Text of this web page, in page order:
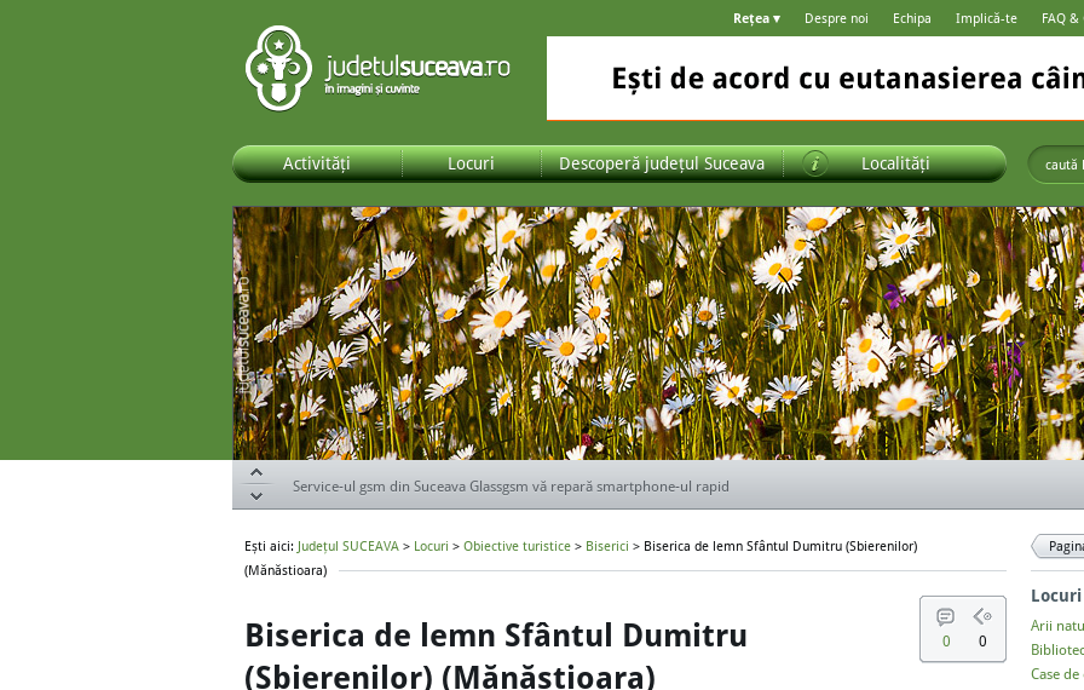
Activități Locuri Descoperă județul Suceava Localități
Despre noi Echipa Implică-te FAQ &
Rețea ▾
Specialiștii de la DOR Suceava te ajută să alegi ușile pentru casa ta
Ești aici: Județul SUCEAVA > Locuri > Obiective turistice > Biserici > Biserica de lemn Sfântul Dumitru (Sbierenilor)
(Mănăstioara)
Biserica de lemn Sfântul Dumitru
(Sbierenilor) (Mănăstioara)
0 0
Locuri
Arii
Case